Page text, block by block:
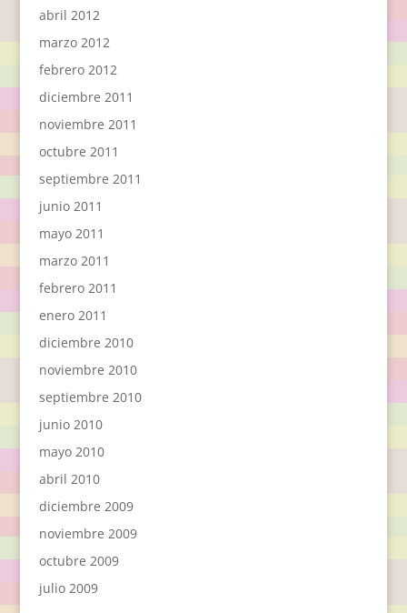
abril 2012
marzo 2012
febrero 2012
diciembre 2011
noviembre 2011
octubre 2011
septiembre 2011
junio 2011
mayo 2011
marzo 2011
febrero 2011
enero 2011
diciembre 2010
noviembre 2010
septiembre 2010
junio 2010
mayo 2010
abril 2010
diciembre 2009
noviembre 2009
octubre 2009
julio 2009